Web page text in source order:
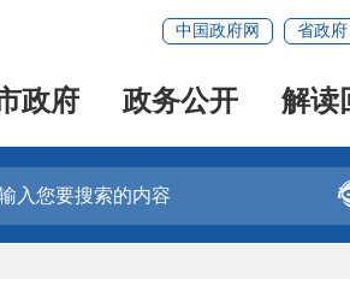
中国政府网 省政府
政府 政务公开 解读